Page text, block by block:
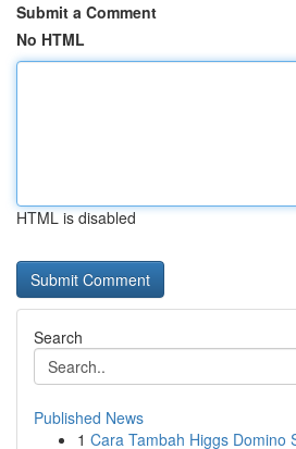
Submit a Comment
No HTML
HTML is disabled
Search
Published News
1 Cara Tambah Higgs Domino